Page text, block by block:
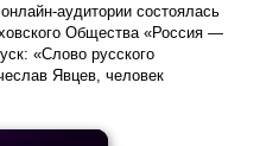
аудитории состоялась
Общества «Россия —
«Слово русского
Явцев, человек